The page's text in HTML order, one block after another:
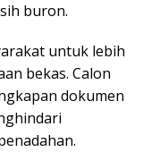
buron.
untuk lebih
bekas. Calon
dokumen